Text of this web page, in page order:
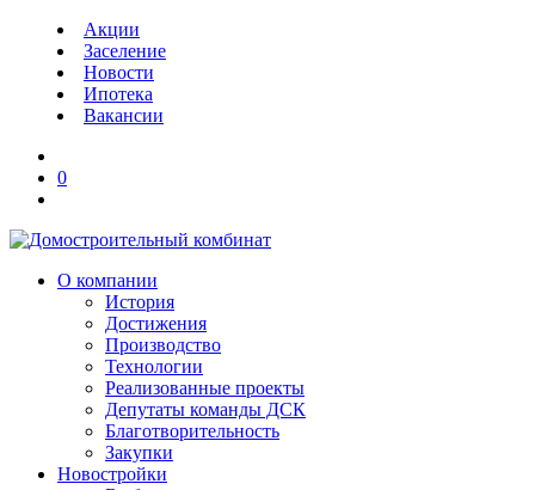
Акции
Заселение
Новости
Ипотека
Вакансии
0
О компании
История
Достижения
Производство
Технологии
Реализованные проекты
Депутаты команды ДСК
Благотворительность
Закупки
Новостройки